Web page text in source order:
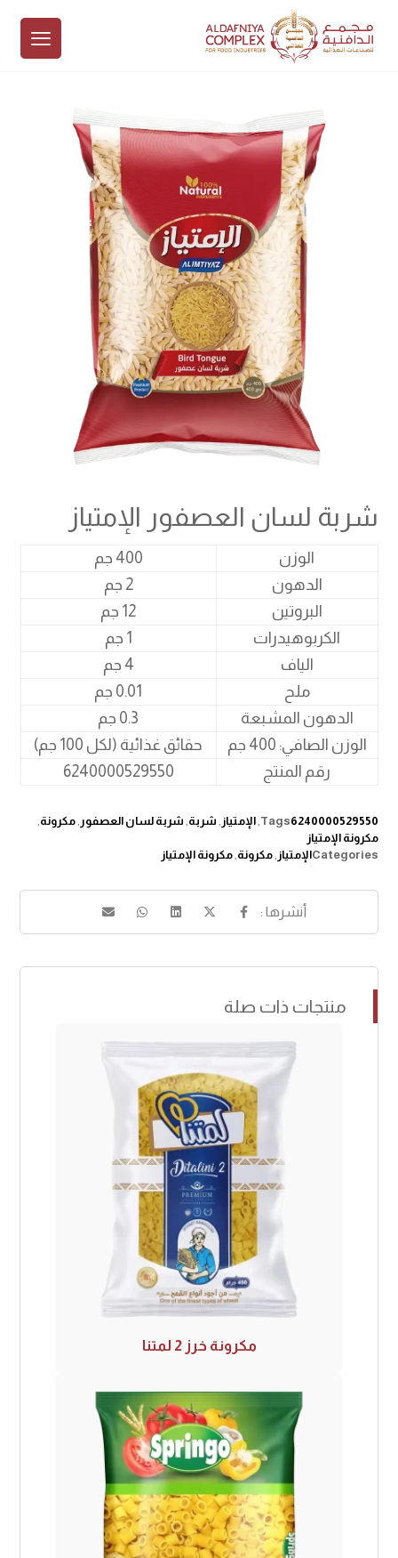
شربة لسان العصفور الإمتياز
الوزن
400 جم
الدهون
2 جم
البروتين
12 جم
الكربوهيدرات
1 جم
الياف
4 جم
ملح
0.01 جم
الدهون المشبعة
0.3 جم
الوزن الصافي: 400 جم
حقائق غذائية (لكل 100 جم)
رقم المنتج
6240000529550
Tags6240000529550
,الإمتياز شربة شربة لسان العصفور ,مكرونة
مكرونة الإمتياز
Categoriesالإمتياز ,مكرونة ,مكرونة الإمتياز
منتجات ذات صلة
مكرونة خرز 2 لمتنا